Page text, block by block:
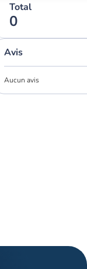
Total
0
Avis
Aucun avis